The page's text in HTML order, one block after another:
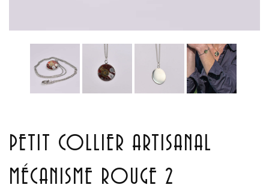
PETIT COLLIER ARTISANAL
MÉCANISME ROUGE 2